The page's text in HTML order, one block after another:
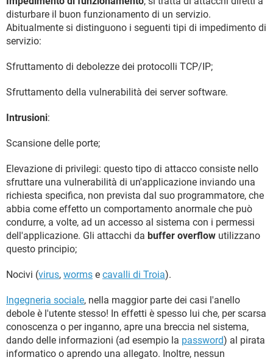
disturbare il buon funzionamento di un servizio.
Abitualmente si distinguono i seguenti tipi di impedimento di
servizio:
Sfruttamento di debolezze dei protocolli TCP/IP;
Sfruttamento della vulnerabilità dei server software.
Intrusioni:
Scansione delle porte;
Elevazione di privilegi: questo tipo di attacco consiste nello
sfruttare una vulnerabilità di un'applicazione inviando una
richiesta specifica, non prevista dal suo programmatore, che
abbia come effetto un comportamento anormale che può
condurre, a volte, ad un accesso al sistema con i permessi
dell'applicazione. Gli attacchi da buffer overflow utilizzano
questo principio;
Nocivi (virus, worms e cavalli di Troia).
Ingegneria sociale, nella maggior parte dei casi l'anello
debole è l'utente stesso! In effetti è spesso lui che, per scarsa
conoscenza o per inganno, apre una breccia nel sistema,
dando delle informazioni (ad esempio la password) al pirata
informatico o aprendo una allegato. Inoltre, nessun